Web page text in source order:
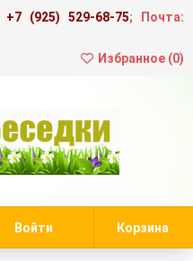
+7 (925) 529-68-75; Почта:
Избранное (0)
Войти Корзина